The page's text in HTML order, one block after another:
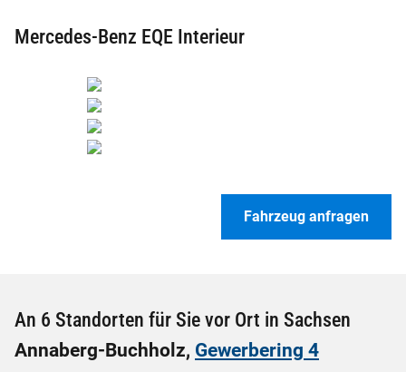
Mercedes-Benz EQE Interieur
Fahrzeug anfragen
An 6 Standorten für Sie vor Ort in Sachsen
Annaberg-Buchholz, Gewerbering 4